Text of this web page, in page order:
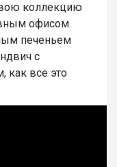
коллекцию
офисом.
печеньем
с
как все это